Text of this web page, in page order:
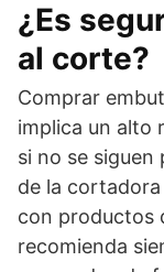
¿Es
al corte?
Comprar
implica un alto
si no se
de la
con productos
recomienda